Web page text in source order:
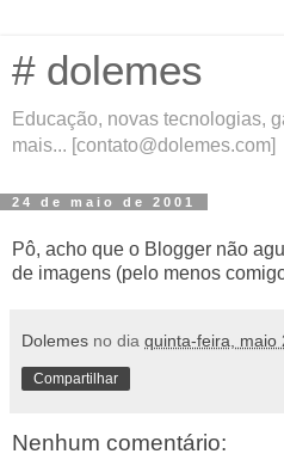
# dolemes
Educação, novas tecnologias,
mais... [contato@dolemes.com]
24 de maio de 2001
Pô, acho que o Blogger não
de imagens (pelo menos
Dolemes no dia quinta-feira, maio
Compartilhar
Nenhum comentário: